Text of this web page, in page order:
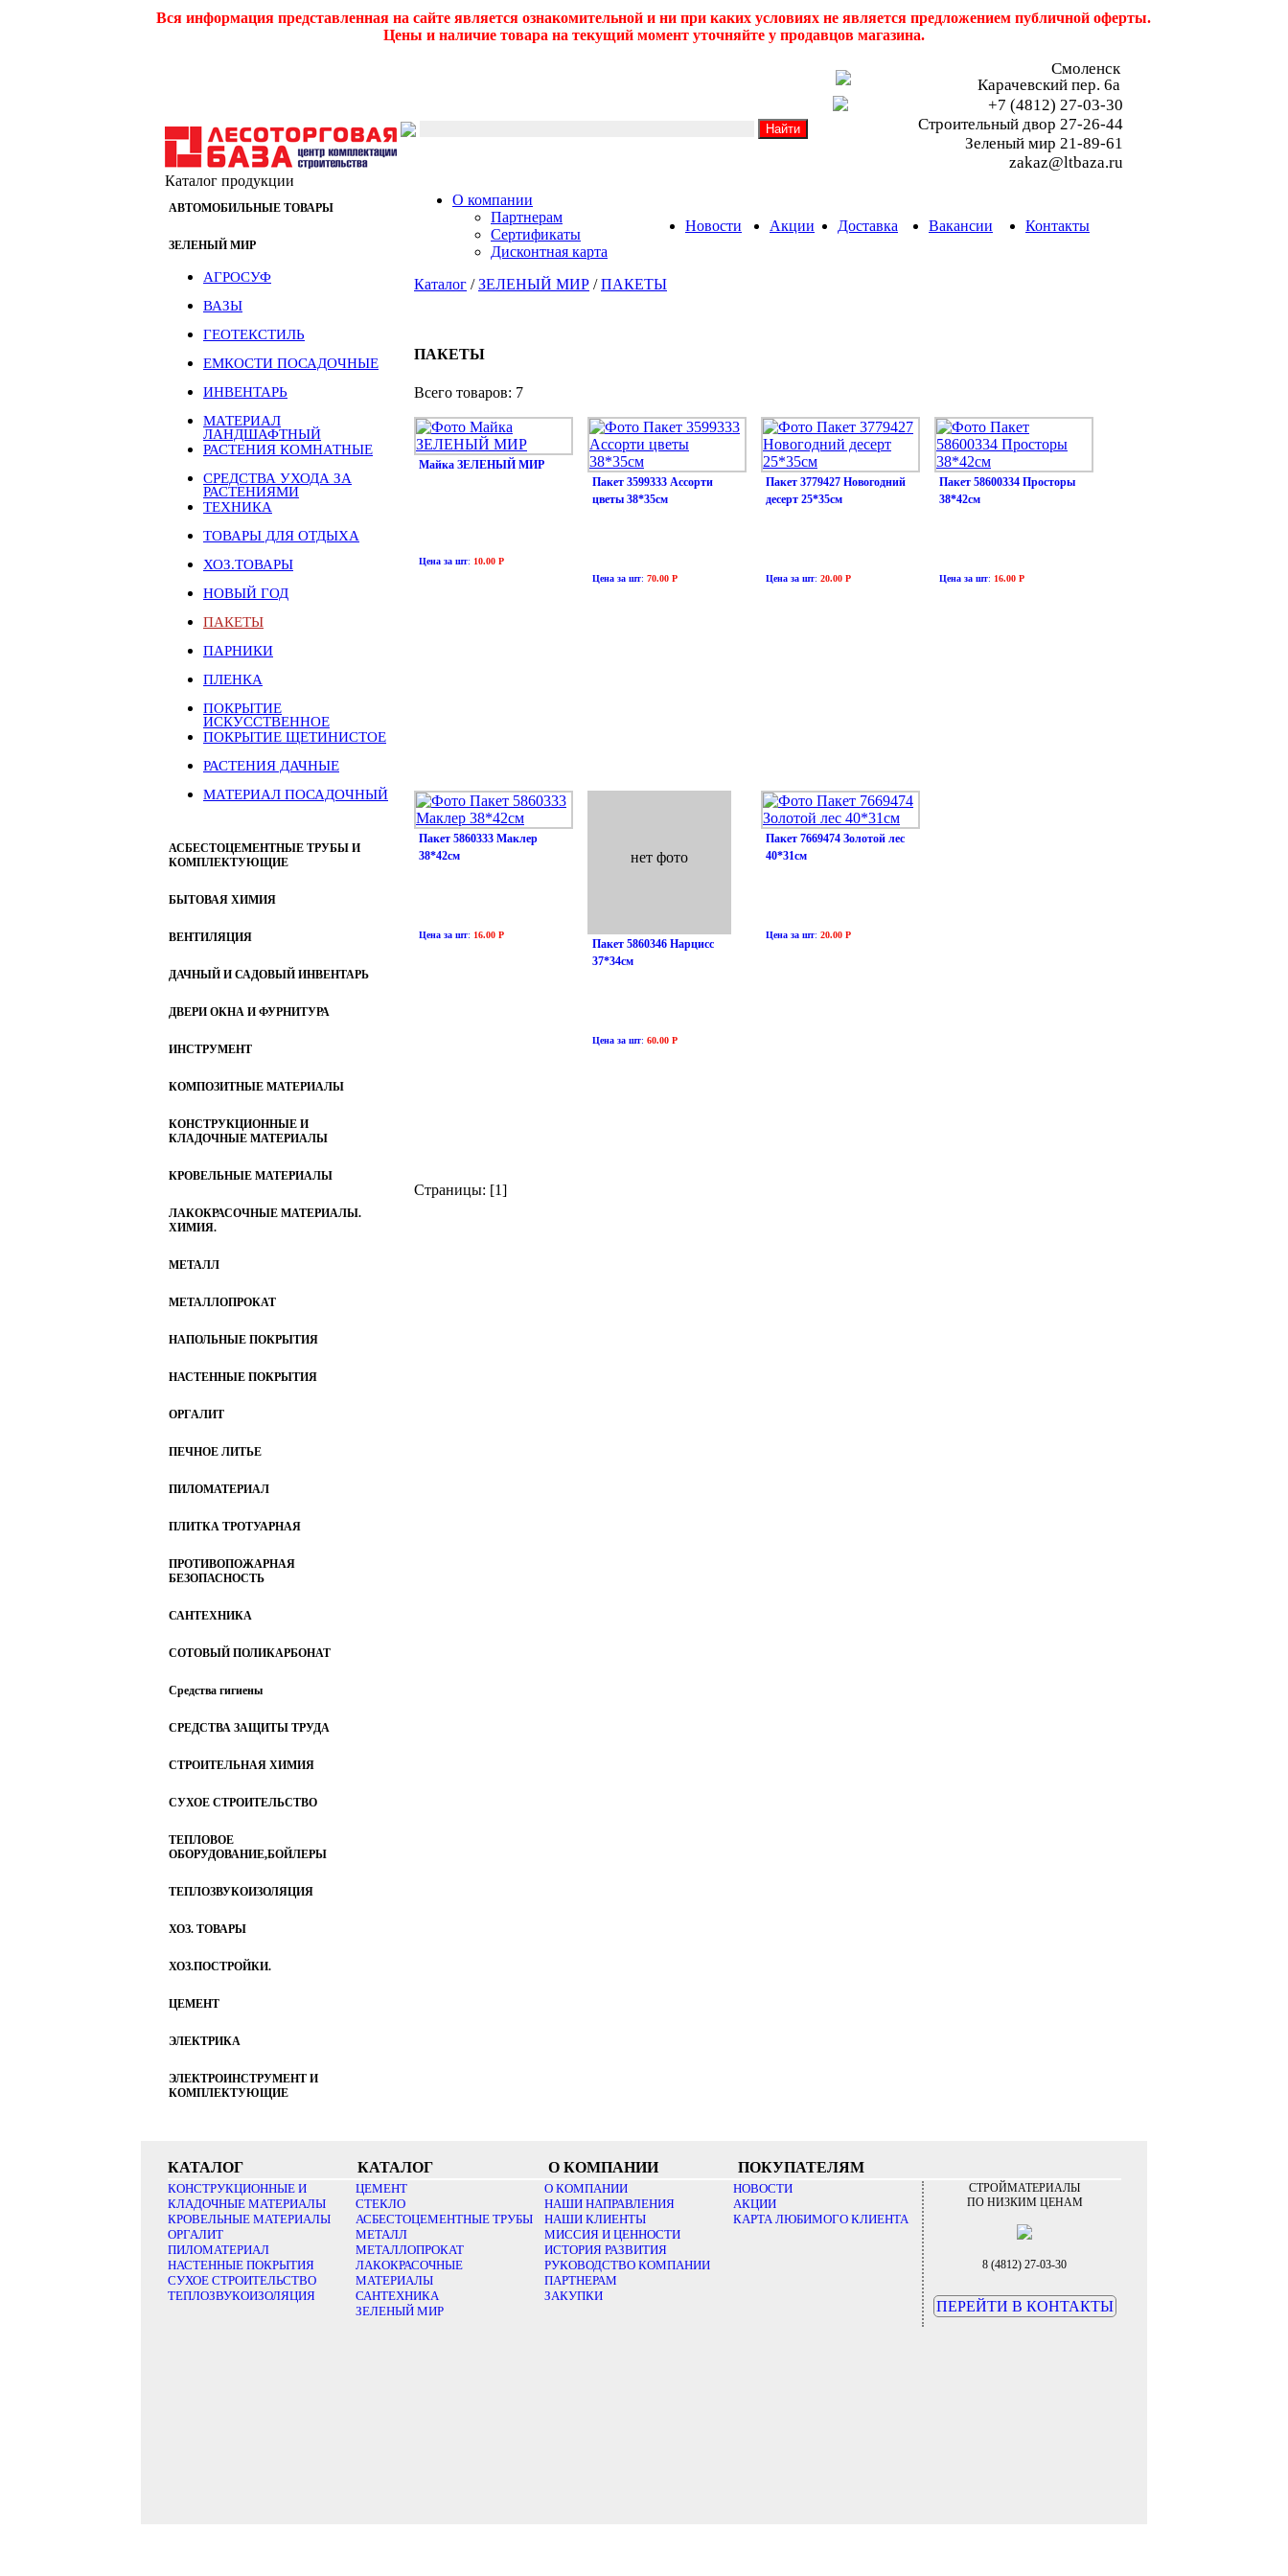
Вся информация представленная на сайте является ознакомительной и ни при каких условиях не является предложением публичной оферты.
Цены и наличие товара на текущий момент уточняйте у продавцов магазина.
Смоленск
Карачевский пер. 6a
+7 (4812) 27-03-30
Строительный двор 27-26-44
Зеленый мир 21-89-61
zakaz@ltbaza.ru
Каталог продукции
АВТОМОБИЛЬНЫЕ ТОВАРЫ
ЗЕЛЕНЫЙ МИР
АГРОСУФ
ВАЗЫ
ГЕОТЕКСТИЛЬ
ЕМКОСТИ ПОСАДОЧНЫЕ
ИНВЕНТАРЬ
МАТЕРИАЛ
ЛАНДШАФТНЫЙ
РАСТЕНИЯ КОМНАТНЫЕ
СРЕДСТВА УХОДА ЗА
РАСТЕНИЯМИ
ТЕХНИКА
ТОВАРЫ ДЛЯ ОТДЫХА
ХОЗ.ТОВАРЫ
НОВЫЙ ГОД
ПАКЕТЫ
ПАРНИКИ
ПЛЕНКА
ПОКРЫТИЕ
ИСКУССТВЕННОЕ
ПОКРЫТИЕ ЩЕТИНИСТОЕ
РАСТЕНИЯ ДАЧНЫЕ
МАТЕРИАЛ ПОСАДОЧНЫЙ
АСБЕСТОЦЕМЕНТНЫЕ ТРУБЫ И
КОМПЛЕКТУЮЩИЕ
БЫТОВАЯ ХИМИЯ
ВЕНТИЛЯЦИЯ
ДАЧНЫЙ И САДОВЫЙ ИНВЕНТАРЬ
ДВЕРИ ОКНА И ФУРНИТУРА
ИНСТРУМЕНТ
КОМПОЗИТНЫЕ МАТЕРИАЛЫ
КОНСТРУКЦИОННЫЕ И
КЛАДОЧНЫЕ МАТЕРИАЛЫ
КРОВЕЛЬНЫЕ МАТЕРИАЛЫ
ЛАКОКРАСОЧНЫЕ МАТЕРИАЛЫ.
ХИМИЯ.
МЕТАЛЛ
МЕТАЛЛОПРОКАТ
НАПОЛЬНЫЕ ПОКРЫТИЯ
НАСТЕННЫЕ ПОКРЫТИЯ
ОРГАЛИТ
ПЕЧНОЕ ЛИТЬЕ
ПИЛОМАТЕРИАЛ
ПЛИТКА ТРОТУАРНАЯ
ПРОТИВОПОЖАРНАЯ
БЕЗОПАСНОСТЬ
САНТЕХНИКА
СОТОВЫЙ ПОЛИКАРБОНАТ
Средства гигиены
СРЕДСТВА ЗАЩИТЫ ТРУДА
СТРОИТЕЛЬНАЯ ХИМИЯ
СУХОЕ СТРОИТЕЛЬСТВО
ТЕПЛОВОЕ
ОБОРУДОВАНИЕ,БОЙЛЕРЫ
ТЕПЛОЗВУКОИЗОЛЯЦИЯ
ХОЗ. ТОВАРЫ
ХОЗ.ПОСТРОЙКИ.
ЦЕМЕНТ
ЭЛЕКТРИКА
ЭЛЕКТРОИНСТРУМЕНТ И
КОМПЛЕКТУЮЩИЕ
О компании
Партнерам
Сертификаты
Дисконтная карта
Новости Акции Доставка Вакансии Контакты
Каталог /ЗЕЛЕНЫЙ МИР /ПАКЕТЫ
ПАКЕТЫ
Всего товаров: 7
Майка ЗЕЛЕНЫЙ МИР
Цена за шт: 10.00 Р
Пакет 3599333 Ассорти
цветы 38*35см
Цена за шт: 70.00 Р
Пакет 3779427 Новогодний
десерт 25*35см
Цена за шт: 20.00 Р
Пакет 58600334 Просторы
38*42см
Цена за шт: 16.00 Р
Пакет 5860333 Маклер
38*42см
Цена за шт: 16.00 Р
нет фото
Пакет 5860346 Нарцисс
37*34см
Цена за шт: 60.00 Р
Пакет 7669474 Золотой лес
40*31см
Цена за шт: 20.00 Р
Страницы: [1]
КАТАЛОГ КАТАЛОГ О КОМПАНИИ ПОКУПАТЕЛЯМ
КОНСТРУКЦИОННЫЕ И
КЛАДОЧНЫЕ МАТЕРИАЛЫ
КРОВЕЛЬНЫЕ МАТЕРИАЛЫ
ОРГАЛИТ
ПИЛОМАТЕРИАЛ
НАСТЕННЫЕ ПОКРЫТИЯ
СУХОЕ СТРОИТЕЛЬСТВО
ТЕПЛОЗВУКОИЗОЛЯЦИЯ
ЦЕМЕНТ
СТЕКЛО
АСБЕСТОЦЕМЕНТНЫЕ ТРУБЫ
МЕТАЛЛ
МЕТАЛЛОПРОКАТ
ЛАКОКРАСОЧНЫЕ
МАТЕРИАЛЫ
САНТЕХНИКА
ЗЕЛЕНЫЙ МИР
О КОМПАНИИ
НАШИ НАПРАВЛЕНИЯ
НАШИ КЛИЕНТЫ
МИССИЯ И ЦЕННОСТИ
ИСТОРИЯ РАЗВИТИЯ
РУКОВОДСТВО КОМПАНИИ
ПАРТНЕРАМ
ЗАКУПКИ
НОВОСТИ
АКЦИИ
КАРТА ЛЮБИМОГО КЛИЕНТА
СТРОЙМАТЕРИАЛЫ
ПО НИЗКИМ ЦЕНАМ
8 (4812) 27-03-30
ПЕРЕЙТИ В КОНТАКТЫ